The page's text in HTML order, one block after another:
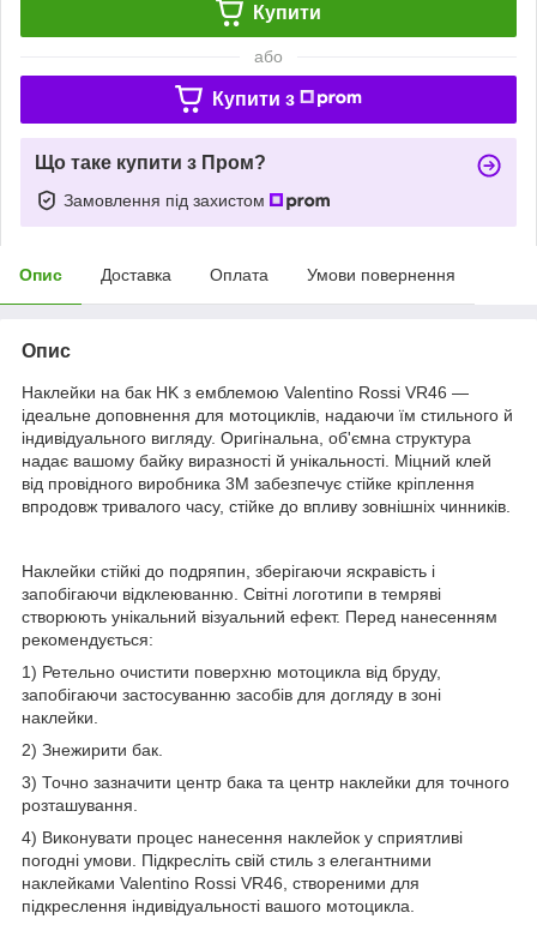
Купити
або
Купити з
Що таке купити з Пром?
Замовлення під захистом
Опис Доставка Оплата Умови повернення
Опис
Наклейки на бак HK з емблемою Valentino Rossi VR46 —
ідеальне доповнення для мотоциклів, надаючи їм стильного й
індивідуального вигляду. Оригінальна, об'ємна структура
надає вашому байку виразності й унікальності. Міцний клей
від провідного виробника 3M забезпечує стійке кріплення
впродовж тривалого часу, стійке до впливу зовнішніх чинників.
Наклейки стійкі до подряпин, зберігаючи яскравість і
запобігаючи відклеюванню. Світні логотипи в темряві
створюють унікальний візуальний ефект. Перед нанесенням
рекомендується:
1) Ретельно очистити поверхню мотоцикла від бруду,
запобігаючи застосуванню засобів для догляду в зоні
наклейки.
2) Знежирити бак.
3) Точно зазначити центр бака та центр наклейки для точного
розташування.
4) Виконувати процес нанесення наклейок у сприятливі
погодні умови. Підкресліть свій стиль з елегантними
наклейками Valentino Rossi VR46, створеними для
підкреслення індивідуальності вашого мотоцикла.